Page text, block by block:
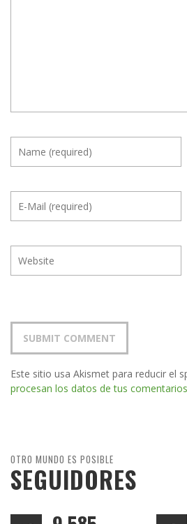
Este sitio usa Akismet para reducir el
procesan los datos de tus
OTRO MUNDO ES POSIBLE
SEGUIDORES